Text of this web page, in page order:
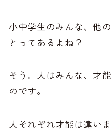
小中学生のみんな、他
とってあるよね？
そう。人はみんな、才
のです。
人それぞれ才能は違いま